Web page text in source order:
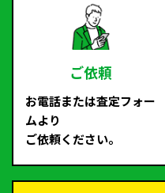
ご依頼
お電話または査定フォー
ムより
ご依頼ください。